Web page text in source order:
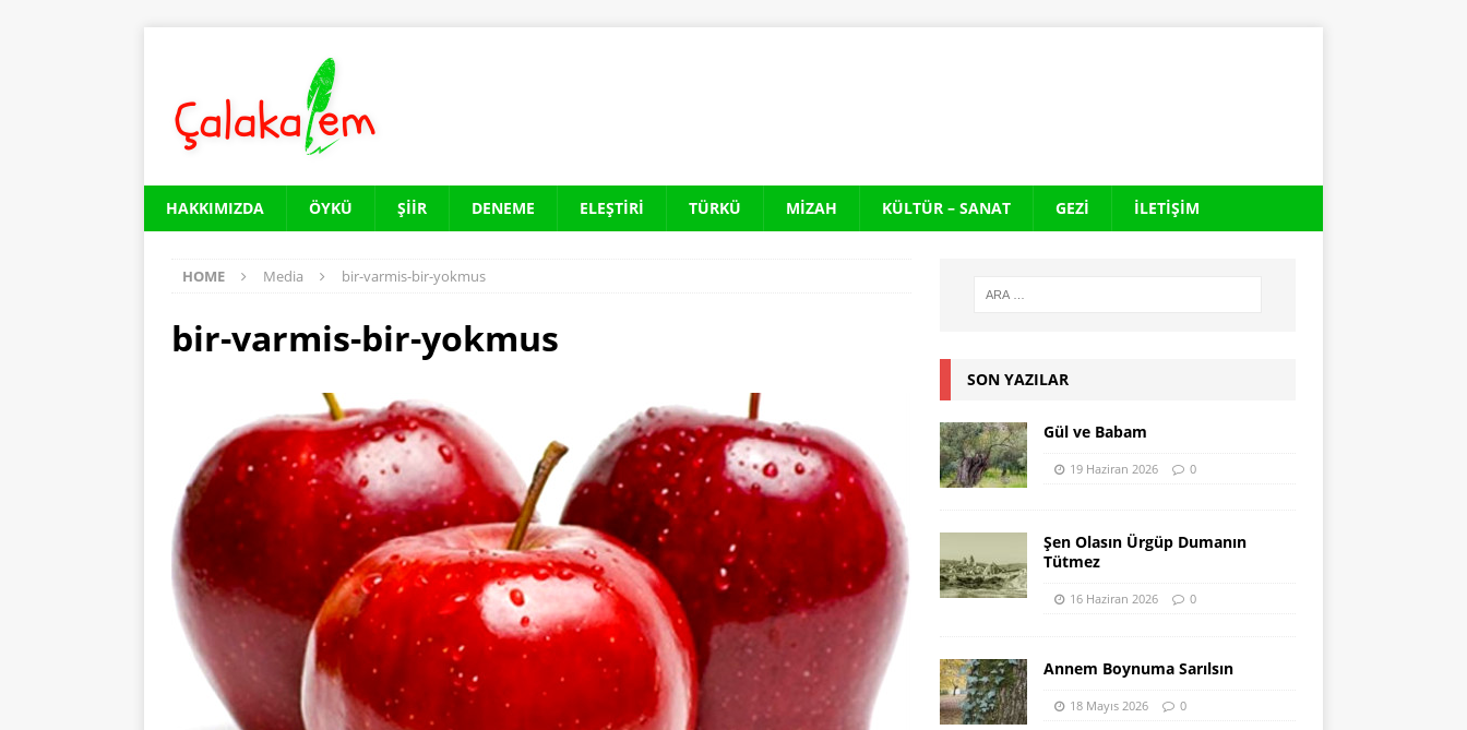
HAKKIMIZDA ÖYKÜ ŞIIR DENEME ELEŞTIRI TÜRKÜ MIZAH KÜLTÜR – SANAT GEZI İLETIŞIM
HOME Media bir-varmis-bir-yokmus
bir-varmis-bir-yokmus
SON YAZILAR
Gül ve Babam
19 Haziran 2026 0
Şen Olasın Ürgüp Dumanın
Tütmez
16 Haziran 2026 0
Annem Boynuma Sarılsın
18 Mayıs 2026 0